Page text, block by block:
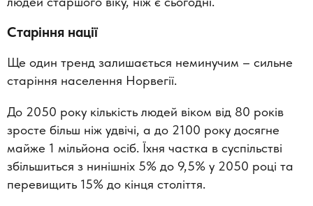
Старіння нації
Ще один тренд залишається неминучим – сильне
старіння населення Норвегії.
До 2050 року кількість людей віком від 80 років
зросте більш ніж удвічі, а до 2100 року досягне
майже 1 мільйона осіб. Їхня частка в суспільстві
збільшиться з нинішніх 5% до 9,5% у 2050 році та
перевищить 15% до кінця століття.